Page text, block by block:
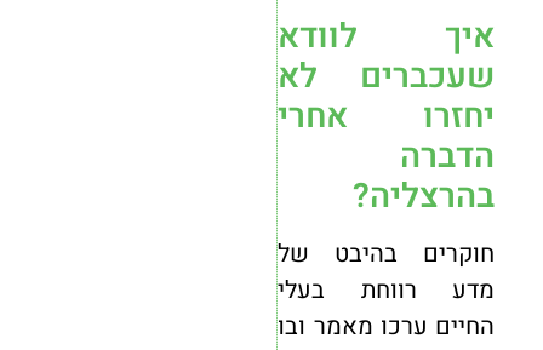
איך לוודא
שעכברים לא
יחזרו אחרי
הדברה
בהרצליה?
חוקרים בהיבט של
מדע רווחת בעלי
החיים ערכו מאמר ובו